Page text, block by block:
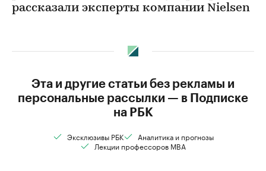
рассказали эксперты компании Nielsen
Эта и другие статьи без рекламы и
персональные рассылки — в Подписке
на РБК
Эксклюзивы РБК
Аналитика и прогнозы
Лекции профессоров MBA